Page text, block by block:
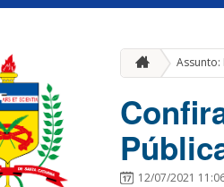
12/07/2021